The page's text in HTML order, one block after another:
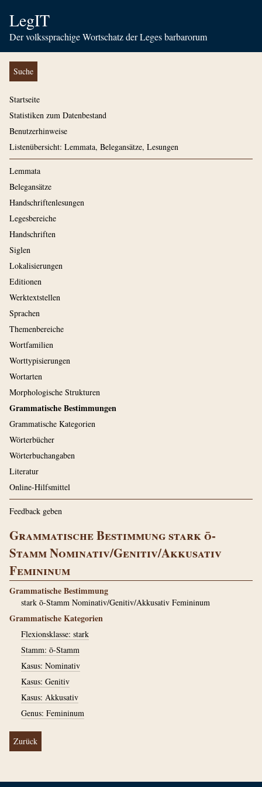
LegIT
Der volkssprachige Wortschatz der Leges barbarorum
Suche
Startseite
Statistiken zum Datenbestand
Benutzerhinweise
Listenübersicht: Lemmata, Belegansätze, Lesungen
Lemmata
Belegansätze
Handschriftenlesungen
Legesbereiche
Handschriften
Siglen
Lokalisierungen
Editionen
Werktextstellen
Sprachen
Themenbereiche
Wortfamilien
Worttypisierungen
Wortarten
Morphologische Strukturen
Grammatische Bestimmungen
Grammatische Kategorien
Wörterbücher
Wörterbuchangaben
Literatur
Online-Hilfsmittel
Feedback geben
Grammatische Bestimmung stark ō-
Stamm Nominativ/Genitiv/Akkusativ
Femininum
Grammatische Bestimmung
stark ō-Stamm Nominativ/Genitiv/Akkusativ Femininum
Grammatische Kategorien
Flexionsklasse: stark
Stamm: ō-Stamm
Kasus: Nominativ
Kasus: Genitiv
Kasus: Akkusativ
Genus: Femininum
Zurück